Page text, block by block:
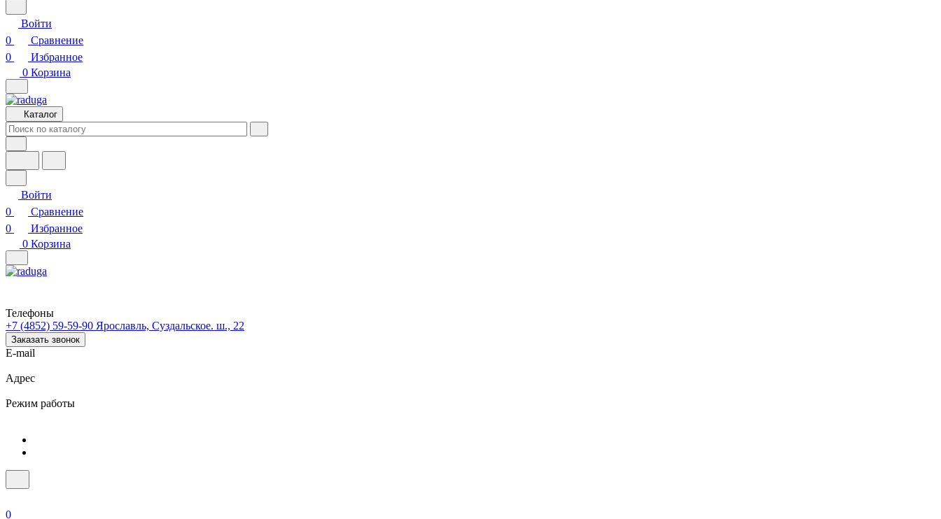
Войти
0
Сравнение
0
Избранное
0 Корзина
Каталог
Войти
0
Сравнение
0
Избранное
0 Корзина
Телефоны
+7 (4852) 59-59-90 Ярославль, Суздальское. ш., 22
Заказать звонок
E-mail
Адрес
Режим работы
0